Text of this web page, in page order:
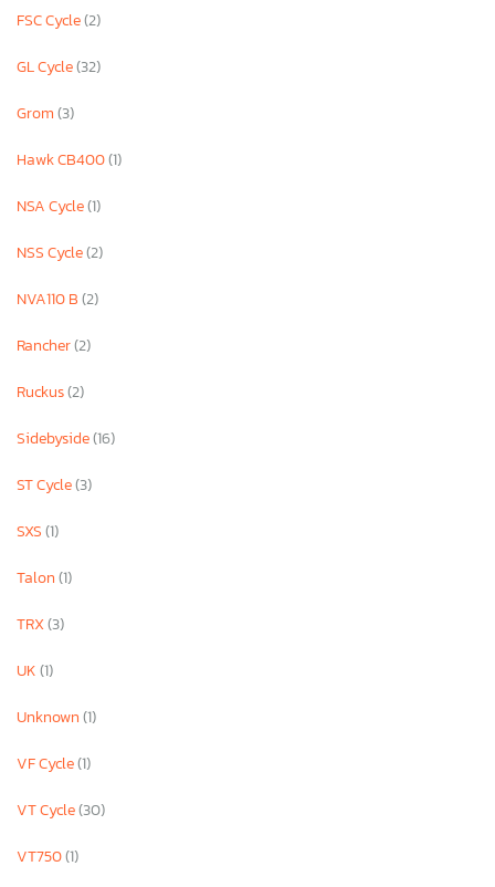
FSC Cycle(2)
GL Cycle(32)
Grom(3)
Hawk CB400(1)
NSA Cycle(1)
NSS Cycle(2)
NVA110 B(2)
Rancher(2)
Ruckus(2)
Sidebyside(16)
ST Cycle(3)
SXS(1)
Talon(1)
TRX(3)
UK(1)
Unknown(1)
VF Cycle(1)
VT Cycle(30)
VT750(1)